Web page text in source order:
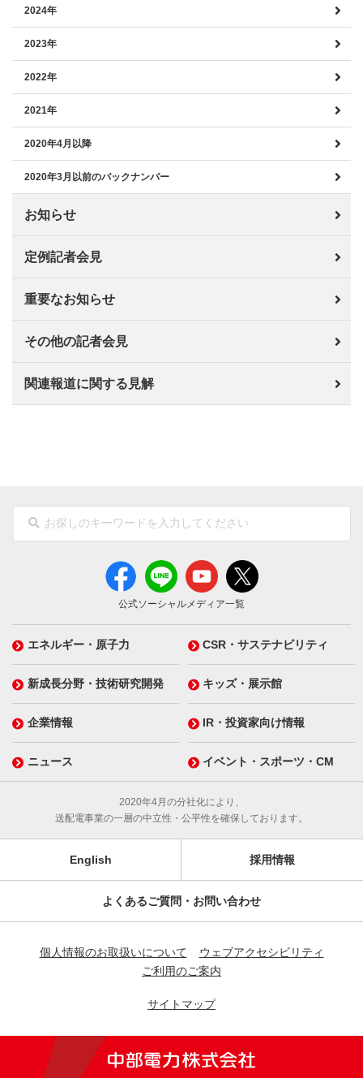
2024年
2023年
2022年
2021年
2020年4月以降
2020年3月以前のバックナンバー
お知らせ
定例記者会見
重要なお知らせ
その他の記者会見
関連報道に関する見解
公式ソーシャルメディア一覧
エネルギー・原子力 CSR・サステナビリティ
新成長分野・技術研究開発 キッズ・展示館
企業情報 IR・投資家向け情報
ニュース イベント・スポーツ・CM
2020年4月の分社化により、
送配電事業の一層の中立性・公平性を確保しております。
English 採用情報
よくあるご質問・お問い合わせ
個人情報のお取扱いについて
ウェブアクセシビリティ
ご利用のご案内
サイトマップ